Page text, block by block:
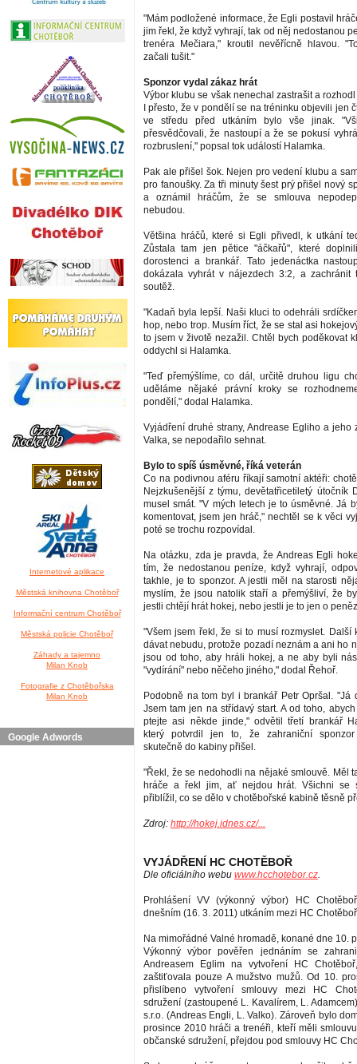
Internetové aplikace
Městská knihovna Chotěboř
Informační centrum Chotěboř
Městská policie Chotěboř
Záhady a tajemno
Milan Knob
Fotografie z Chotěbořska
Milan Knob
Google Adwords
"Mám podložené informace, že Egli postavil
jim řekl, že když vyhrají, tak od něj nedostanou
trenéra Mečiara," kroutil nevěřícně hlavou.
začali tušit."
Sponzor vydal zákaz hrát
Výbor klubu se však nenechal zastrašit a
I přesto, že v pondělí se na tréninku objevili jen
ve středu před utkáním bylo vše jinak.
přesvědčovali, že nastoupí a že se pokusí
rozbruslení," popsal tok událostí Halamka.
Pak ale přišel šok. Nejen pro vedení klubu a
pro fanoušky. Za tři minuty šest prý přišel nový
a oznámil hráčům, že se smlouva
nebudou.
Většina hráčů, které si Egli přivedl, k utkání
Zůstala tam jen pětice "áčkařů", které
dorostenci a brankář. Tato jedenáctka
dokázala vyhrát v nájezdech 3:2, a zachránit
soutěž.
"Kadaň byla lepší. Naši kluci to odehráli
hop, nebo trop. Musím říct, že se stal asi
to jsem v životě nezažil. Chtěl bych poděkovat
oddychl si Halamka.
"Teď přemýšlíme, co dál, určitě druhou ligu
uděláme nějaké právní kroky se
pondělí," dodal Halamka.
Vyjádření druhé strany, Andrease Egliho a jeho
Valka, se nepodařilo sehnat.
Bylo to spíš úsměvné, říká veterán
Co na podivnou aféru říkají samotní aktéři:
Nejzkušenější z týmu, devětatřicetiletý útočník
musel smát. "V mých letech je to úsměvné. Já
komentovat, jsem jen hráč," nechtěl se k věci
poté se trochu rozpovídal.
Na otázku, zda je pravda, že Andreas Egli
tím, že nedostanou peníze, když vyhrají,
takhle, je to sponzor. A jestli měl na starosti
myslím, že jsou natolik staří a přemýšliví, že
jestli chtějí hrát hokej, nebo jestli je to jen o
"Všem jsem řekl, že si to musí rozmyslet. Další
dávat nebudu, protože pozadí neznám a ani ho
jsou od toho, aby hráli hokej, a ne aby byli
"vydírání" nebo něčeho jiného," dodal Řehoř.
Podobně na tom byl i brankář Petr Opršal. "Já
Jsem tam jen na střídavý start. A od toho,
ptejte asi někde jinde," odvětil třetí brankář
který potvrdil jen to, že zahraniční
skutečně do kabiny přišel.
"Řekl, že se nedohodli na nějaké smlouvě. Měl
hráče a řekl jim, ať nejdou hrát. Všichni se
přiblížil, co se dělo v chotěbořské kabině těsně
Zdroj: http://hokej.idnes.cz/...
VYJÁDŘENÍ HC CHOTĚBOŘ
Dle oficiálního webu www.hcchotebor.cz.
Prohlášení VV (výkonný výbor) HC
dnešním (16. 3. 2011) utkáním mezi HC
Na mimořádné Valné hromadě, konané dne 10.
Výkonný výbor pověřen jednáním se
Andreasem Eglim na vytvoření HC
zaštiťovala pouze A mužstvo mužů. Od 10.
přislíbeno vytvoření smlouvy mezi HC
sdružení (zastoupené L. Kavalírem, L.
s.r.o­. (Andreas Engli, L. Valko). Zároveň bylo
prosince 2010 hráči a trenéři, kteří měli
občanské sdružení, přejdou pod smlouvy HC